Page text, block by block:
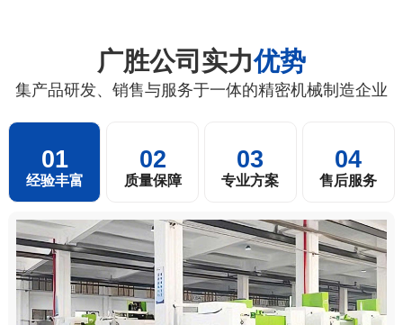
广胜公司实力优势
集产品研发、销售与服务于一体的精密机械制造企业
01
经验丰富
02
质量保障
03
专业方案
04
售后服务